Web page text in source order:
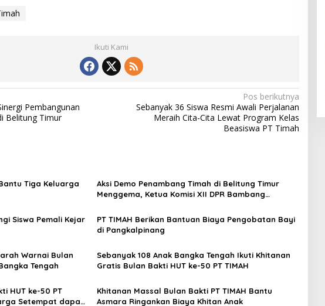
Ikuti Kami
Pembangunan
Belitung Timur
Pos berikutnya
Sebanyak 36 Siswa Resmi Awali Perjalanan
Meraih Cita-Cita Lewat Program Kelas
Beasiswa PT Timah
Tiga Keluarga
Aksi Demo Penambang Timah di Belitung Timur
Menggema, Ketua Komisi XII DPR Bambang
Siswa Pemali Kejar
PT TIMAH Berikan Bantuan Biaya Pengobatan Bayi
di Pangkalpinang
Warnai Bulan
Tengah
Sebanyak 108 Anak Bangka Tengah Ikuti Khitanan
Gratis Bulan Bakti HUT ke-50 PT TIMAH
HUT ke-50 PT
Setempat dapat
Khitanan Massal Bulan Bakti PT TIMAH Bantu
Asmara Ringankan Biaya Khitan Anak